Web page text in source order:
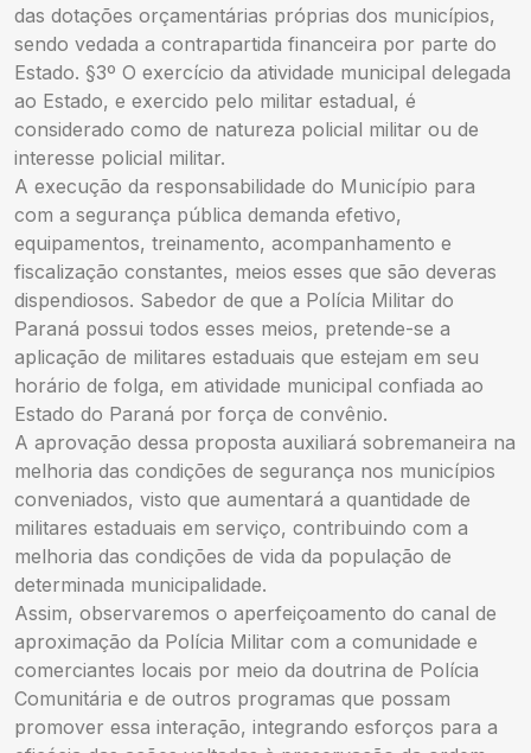
das dotações orçamentárias próprias dos municípios,
sendo vedada a contrapartida financeira por parte do
Estado. §3º O exercício da atividade municipal delegada
ao Estado, e exercido pelo militar estadual, é
considerado como de natureza policial militar ou de
interesse policial militar.
A execução da responsabilidade do Município para
com a segurança pública demanda efetivo,
equipamentos, treinamento, acompanhamento e
fiscalização constantes, meios esses que são deveras
dispendiosos. Sabedor de que a Polícia Militar do
Paraná possui todos esses meios, pretende-se a
aplicação de militares estaduais que estejam em seu
horário de folga, em atividade municipal confiada ao
Estado do Paraná por força de convênio.
A aprovação dessa proposta auxiliará sobremaneira na
melhoria das condições de segurança nos municípios
conveniados, visto que aumentará a quantidade de
militares estaduais em serviço, contribuindo com a
melhoria das condições de vida da população de
determinada municipalidade.
Assim, observaremos o aperfeiçoamento do canal de
aproximação da Polícia Militar com a comunidade e
comerciantes locais por meio da doutrina de Polícia
Comunitária e de outros programas que possam
promover essa interação, integrando esforços para a